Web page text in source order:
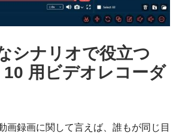
シナリオで役立つ
用ビデオレコーダ
画録画に関して言えば、誰もが同じ目